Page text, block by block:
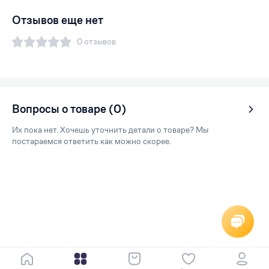
Отзывов еще нет
0 отзывов
Вопросы о товаре (0)
Их пока нет. Хочешь уточнить детали о товаре? Мы
постараемся ответить как можно скорее.